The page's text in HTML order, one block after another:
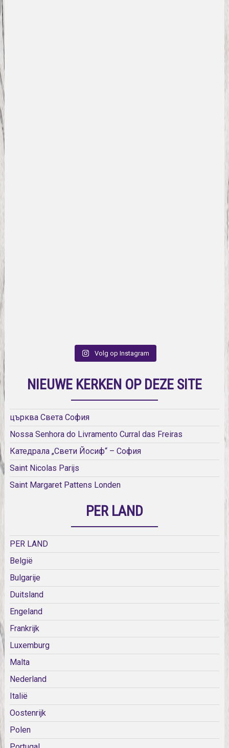
Volg op Instagram
NIEUWE KERKEN OP DEZE SITE
църква Света София
Nossa Senhora do Livramento Curral das Freiras
Катедрала „Свети Йосиф“ – София
Saint Nicolas Parijs
Saint Margaret Pattens Londen
PER LAND
PER LAND
België
Bulgarije
Duitsland
Engeland
Frankrijk
Luxemburg
Malta
Nederland
Italië
Oostenrijk
Polen